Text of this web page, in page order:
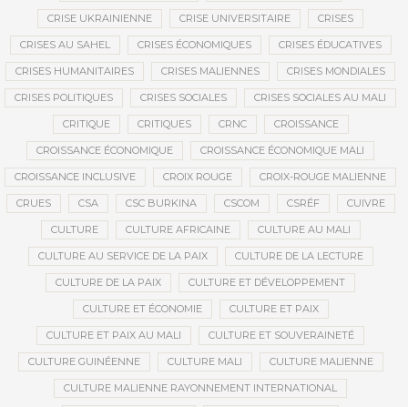
CRISE UKRAINIENNE CRISE UNIVERSITAIRE CRISES
CRISES AU SAHEL CRISES ÉCONOMIQUES CRISES ÉDUCATIVES
CRISES HUMANITAIRES CRISES MALIENNES CRISES MONDIALES
CRISES POLITIQUES CRISES SOCIALES CRISES SOCIALES AU MALI
CRITIQUE CRITIQUES CRNC CROISSANCE
CROISSANCE ÉCONOMIQUE CROISSANCE ÉCONOMIQUE MALI
CROISSANCE INCLUSIVE CROIX ROUGE CROIX-ROUGE MALIENNE
CRUES CSA CSC BURKINA CSCOM CSRÉF CUIVRE
CULTURE CULTURE AFRICAINE CULTURE AU MALI
CULTURE AU SERVICE DE LA PAIX CULTURE DE LA LECTURE
CULTURE DE LA PAIX CULTURE ET DÉVELOPPEMENT
CULTURE ET ÉCONOMIE CULTURE ET PAIX
CULTURE ET PAIX AU MALI CULTURE ET SOUVERAINETÉ
CULTURE GUINÉENNE CULTURE MALI CULTURE MALIENNE
CULTURE MALIENNE RAYONNEMENT INTERNATIONAL